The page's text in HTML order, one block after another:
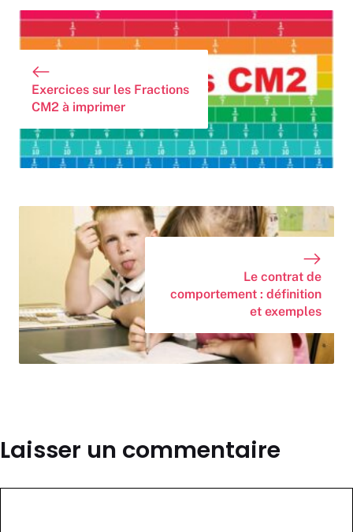
Exercices sur les Fractions
CM2 à imprimer
Le contrat de
comportement : définition
et exemples
Laisser un commentaire